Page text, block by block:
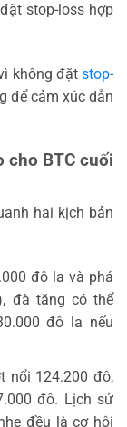
stop-loss hợp
không đặt stop-
để cảm xúc dẫn
cho BTC cuối
hai kịch bản
đô la và phá
đà tăng có thể
đô la nếu
nổi 124.200 đô,
đô. Lịch sử
đều là cơ hội